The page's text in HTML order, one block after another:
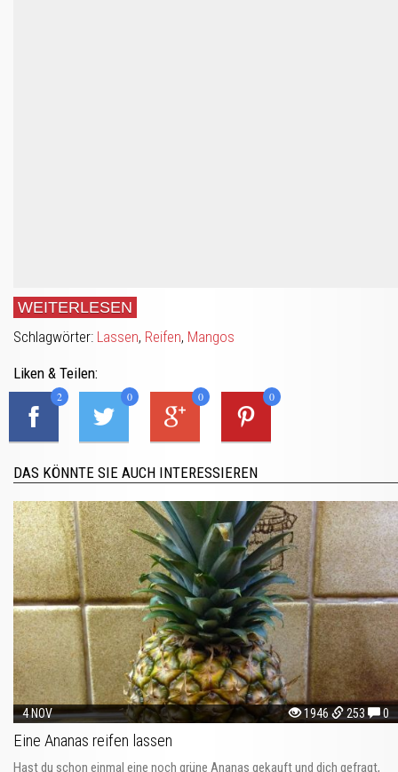
WEITERLESEN
Schlagwörter: Lassen, Reifen, Mangos
Liken & Teilen:
2 0 0 0
DAS KÖNNTE SIE AUCH INTERESSIEREN
4 NOV 1946 253 0
Eine Ananas reifen lassen
Hast du schon einmal eine noch grüne Ananas gekauft und dich gefragt,